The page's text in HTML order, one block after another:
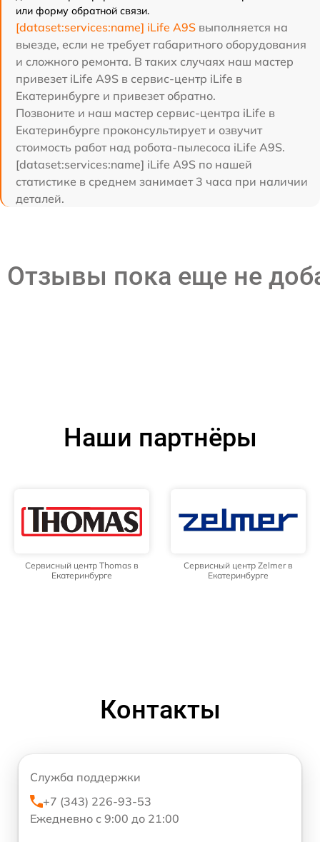
или форму обратной связи.
[dataset:services:name] iLife A9S выполняется на
выезде, если не требует габаритного оборудования
и сложного ремонта. В таких случаях наш мастер
привезет iLife A9S в сервис-центр iLife в
Екатеринбурге и привезет обратно.
Позвоните и наш мастер сервис-центра iLife в
Екатеринбурге проконсультирует и озвучит
стоимость работ над робота-пылесоса iLife A9S.
[dataset:services:name] iLife A9S по нашей
статистике в среднем занимает 3 часа при наличии
деталей.
Отзывы пока еще не
Наши партнёры
Сервисный центр Thomas в
Екатеринбурге
Сервисный центр Zelmer в
Екатеринбурге
Контакты
Служба поддержки
+7 (343) 226-93-53
Ежедневно с 9:00 до 21:00